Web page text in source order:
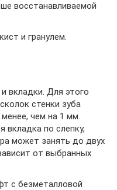
восстанавливаемой
и гранулем.
вкладки. Для этого
стенки зуба
чем на 1 мм.
вкладка по слепку,
может занять до двух
от выбранных
с безметалловой